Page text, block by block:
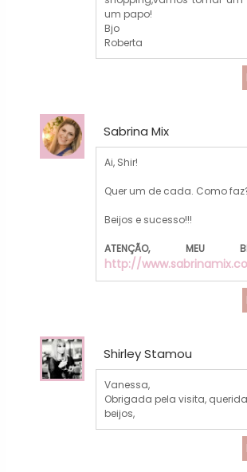
um papo!
Bjo
Roberta
Sabrina Mix
Ai, Shir!
Quer um de cada. Como
Beijos e sucesso!!!
ATENÇÃO, MEU
http://
Shirley Stamou
Vanessa,
Obrigada pela visita,
beijos,